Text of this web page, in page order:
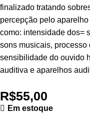
finalizado tratando
percepção pelo
como: intensidade dos=
sons musicais, processo
sensibilidade do ouvido
auditiva e aparelhos
R$55,00
Em estoque